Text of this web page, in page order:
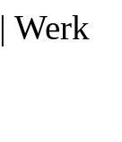
Werk